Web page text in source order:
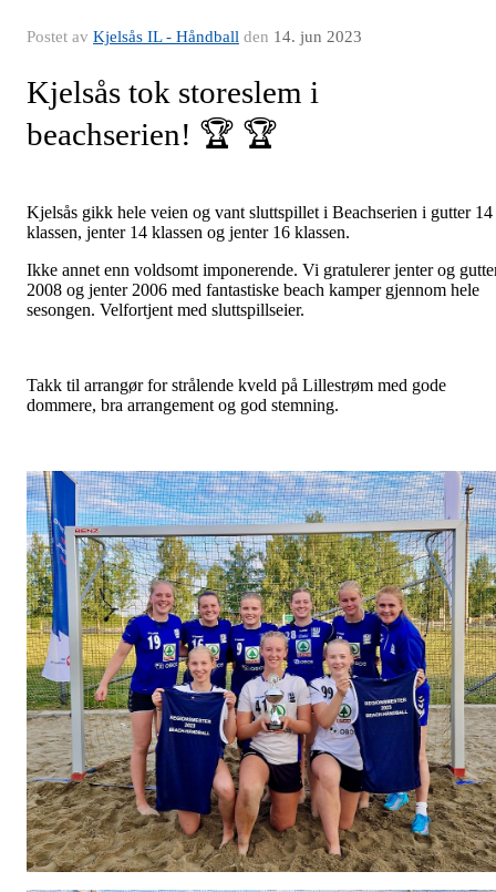
Postet av Kjelsås IL - Håndball den 14. jun 2023
Kjelsås tok storeslem i
beachserien! 🏆 🏆
Kjelsås gikk hele veien og vant sluttspillet i Beachserien i gutter 14
klassen, jenter 14 klassen og jenter 16 klassen.
Ikke annet enn voldsomt imponerende. Vi gratulerer jenter og
2008 og jenter 2006 med fantastiske beach kamper gjennom hele
sesongen. Velfortjent med sluttspillseier.
Takk til arrangør for strålende kveld på Lillestrøm med gode
dommere, bra arrangement og god stemning.